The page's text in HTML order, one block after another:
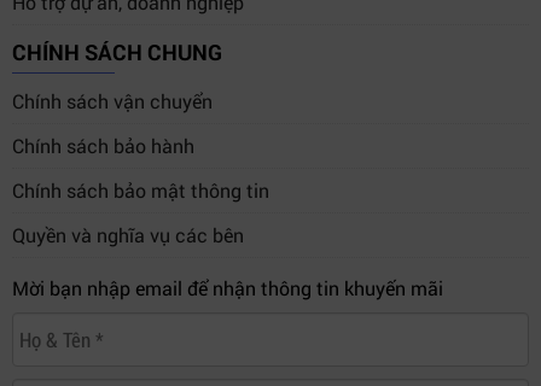
CHÍNH SÁCH CHUNG
Chính sách vận chuyển
Chính sách bảo hành
Chính sách bảo mật thông tin
Quyền và nghĩa vụ các bên
Mời bạn nhập email để nhận thông tin khuyến mãi